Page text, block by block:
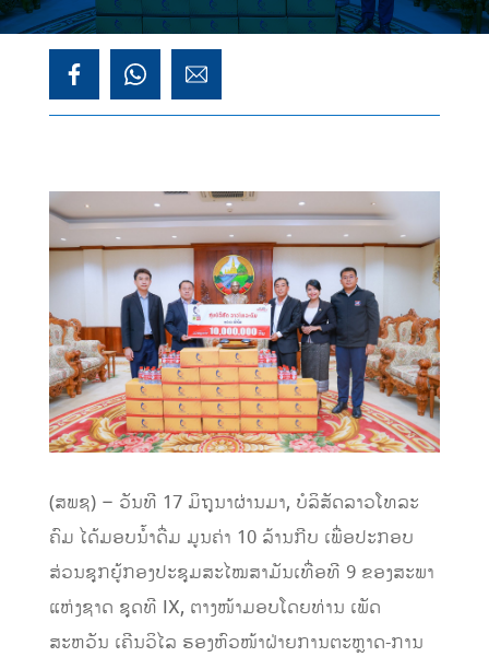
(ສພຊ) – ວັນທີ 17 ມິຖຸນາຜ່ານມາ, ບໍລິສັດລາວໂທລະ
ຄົມ ໄດ້ມອບນ້ຳດື່ມ ມູນຄ່າ 10 ລ້ານກີບ ເພື່ອປະກອບ
ສ່ວນຊຸກຍູ້ກອງປະຊຸມສະໄໝສາມັນເທື່ອທີ 9 ຂອງສະພາ
ແຫ່ງຊາດ ຊຸດທີ IX, ຕາງໜ້າມອບໂດຍທ່ານ ເພັດ
ສະຫວັນ ເຄີນວິໄລ ຮອງຫົວໜ້າຝ່າຍການຕະຫຼາດ-ການ